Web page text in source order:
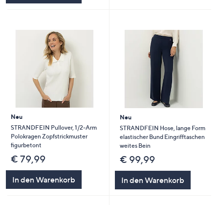
Neu
STRANDFEIN Pullover, 1/2-Arm
Polokragen Zopfstrickmuster
figurbetont
€ 79,99
In den Warenkorb
Neu
STRANDFEIN Hose, lange Form
elastischer Bund Eingrifftaschen
weites Bein
€ 99,99
In den Warenkorb